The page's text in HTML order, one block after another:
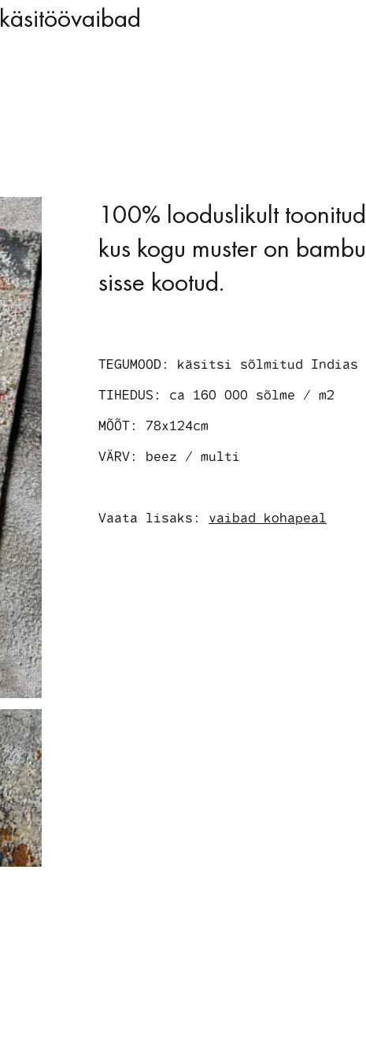
käsitöövaibad
100% looduslikult
kus kogu muster on
sisse kootud.
TEGUMOOD: käsitsi sõlmitud Indias
TIHEDUS: ca 160 000 sõlme / m2
MÕÕT: 78x124cm
VÄRV: beez / multi
Vaata lisaks: vaibad kohapeal